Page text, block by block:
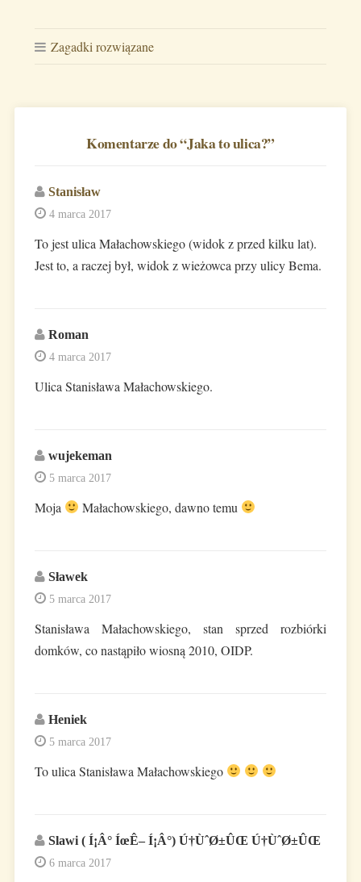
Zagadki rozwiązane
Komentarze do “Jaka to ulica?”
Stanisław
4 marca 2017
To jest ulica Małachowskiego (widok z przed kilku lat).
Jest to, a raczej był, widok z wieżowca przy ulicy Bema.
Roman
4 marca 2017
Ulica Stanisława Małachowskiego.
wujekeman
5 marca 2017
Moja Małachowskiego, dawno temu
Sławek
5 marca 2017
Stanisława Małachowskiego, stan sprzed rozbiórki
domków, co nastąpiło wiosną 2010, OIDP.
Heniek
5 marca 2017
To ulica Stanisława Małachowskiego
Slawi ( Í¡Â° ÍœÊ– Í¡Â°) Ú†ÙˆØ±ÛŒ Ú†ÙˆØ±ÛŒ
6 marca 2017